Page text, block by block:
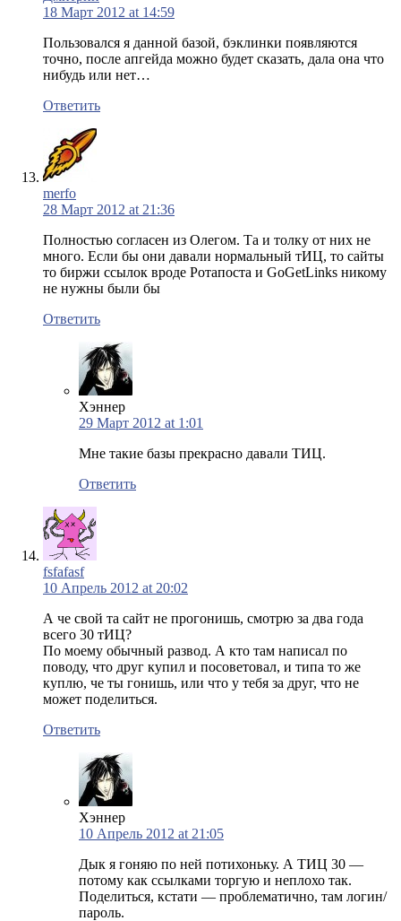
18 Март 2012 at 14:59
Пользовался я данной базой, бэклинки появляются
точно, после апгейда можно будет сказать, дала она что
нибудь или нет…
Ответить
merfo
28 Март 2012 at 21:36
Полностью согласен из Олегом. Та и толку от них не
много. Если бы они давали нормальный тИЦ, то сайты
то биржи ссылок вроде Ротапоста и GoGetLinks никому
не нужны были бы
Ответить
Хэннер
29 Март 2012 at 1:01
Мне такие базы прекрасно давали ТИЦ.
Ответить
fsfafasf
10 Апрель 2012 at 20:02
А че свой та сайт не прогонишь, смотрю за два года
всего 30 тИЦ?
По моему обычный развод. А кто там написал по
поводу, что друг купил и посоветовал, и типа то же
куплю, че ты гонишь, или что у тебя за друг, что не
может поделиться.
Ответить
Хэннер
10 Апрель 2012 at 21:05
Дык я гоняю по ней потихоньку. А ТИЦ 30 —
потому как ссылками торгую и неплохо так.
Поделиться, кстати — проблематично, там логин/
пароль.